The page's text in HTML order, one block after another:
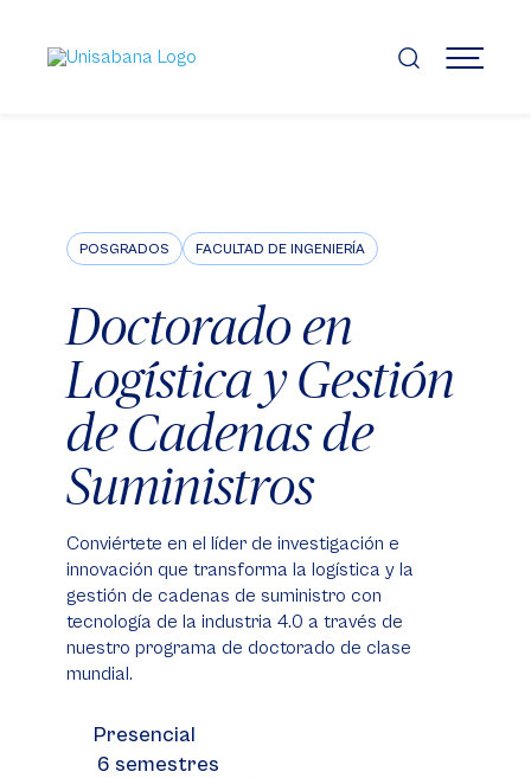
contenido
principal
MENÚ
POSGRADOS FACULTAD DE INGENIERÍA
Doctorado en
Logística y Gestión
de Cadenas de
Suministros
Conviértete en el líder de investigación e
innovación que transforma la logística y la
gestión de cadenas de suministro con
tecnología de la industria 4.0 a través de
nuestro programa de doctorado de clase
mundial.
6 semestres
Presencial